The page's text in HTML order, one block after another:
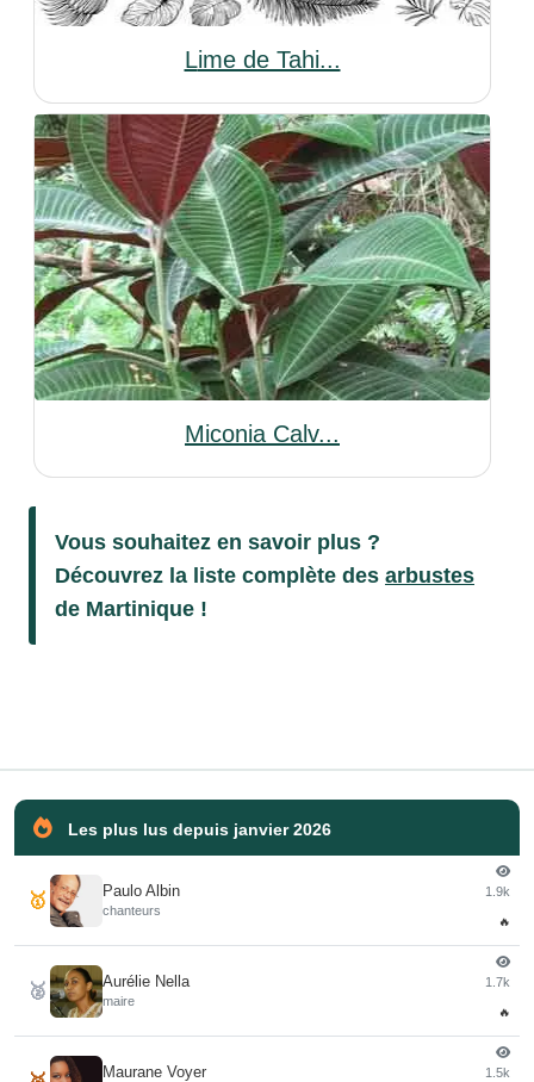
Lime de Tahi...
Miconia Calv...
Vous souhaitez en savoir plus ?
Découvrez la liste complète des arbustes
de Martinique !
Les plus lus depuis janvier 2026
🥇 Paulo Albin
chanteurs
1.9k
🔥
🥈 Aurélie Nella
maire
1.7k
🔥
Maurane Voyer 1.5k